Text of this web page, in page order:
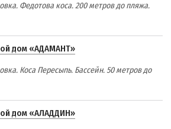
Федотова коса. 200 метров до пляжа.
дом «АДАМАНТ»
Коса Пересыпь. Бассейн. 50 метров до
дом «АЛАДДИН»